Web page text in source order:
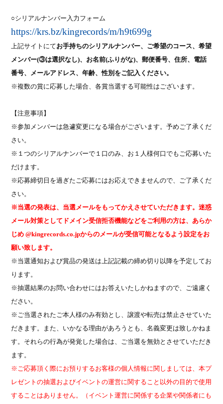
○シリアルナンバー入力フォーム
https://krs.bz/kingrecords/m/h9t699g
上記サイトにてお手持ちのシリアルナンバー、ご希望のコース、希望
メンバー(③は選択なし)、 お名前(ふりがな)、郵便番号、住所、電話
番号、メールアドレス、年齢、性別をご記入ください。
※複数の賞に応募した場合、各賞当選する可能性はございます。
【注意事項】
※参加メンバーは急遽変更になる場合がございます。予めご了承くだ
さい。
※ １つのシリアルナンバーで１口のみ、お１人様何口でもご応募いた
だけます。
※ 応募締切日を過ぎたご応募にはお応えできませんので、ご了承くだ
さい。
※当選の発表は、当選メールをもってかえさせていただきます。迷惑
メール対策としてドメイン受信拒否機能などをご利用の方は、あらか
じめ@kingrecords.co.jpからのメールが受信可能となるよう設定をお
願い致します。
※ 当選通知および賞品の発送は上記記載の締め切り以降を予定してお
ります。
※抽選結果のお問い合わせにはお答えいたしかねますので、ご遠慮く
ださい。
※ ご当選されたご本人様のみ有効とし、譲渡や転売は禁止させていた
だきます。また、いかなる理由があろうとも、名義変更は致しかねま
す。それらの行為が発覚した場合は、ご当選を無効とさせていただき
ます。
※ ご応募頂く際にお預りするお客様の個人情報に関しましては、本プ
レゼントの抽選およびイベントの運営に関すること以外の目的で使用
することはありません。（イベント運営に関係する企業や関係者にも